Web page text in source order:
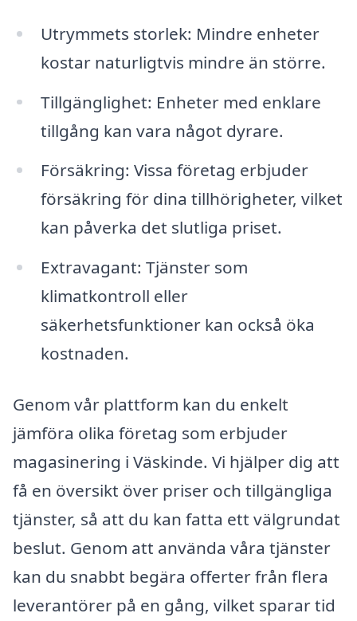
Utrymmets storlek: Mindre enheter
kostar naturligtvis mindre än större.
Tillgänglighet: Enheter med enklare
tillgång kan vara något dyrare.
Försäkring: Vissa företag erbjuder
försäkring för dina tillhörigheter, vilket
kan påverka det slutliga priset.
Extravagant: Tjänster som
klimatkontroll eller
säkerhetsfunktioner kan också öka
kostnaden.
Genom vår plattform kan du enkelt
jämföra olika företag som erbjuder
magasinering i Väskinde. Vi hjälper dig att
få en översikt över priser och tillgängliga
tjänster, så att du kan fatta ett välgrundat
beslut. Genom att använda våra tjänster
kan du snabbt begära offerter från flera
leverantörer på en gång, vilket sparar tid